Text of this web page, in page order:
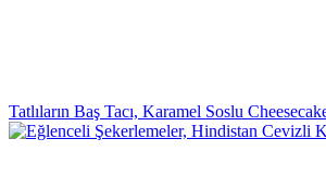
Tatlıların Baş Tacı, Karamel Soslu